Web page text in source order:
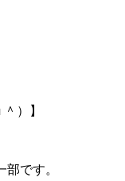
）】
です。